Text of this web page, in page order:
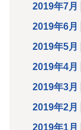
2019年7月
2019年6月
2019年5月
2019年4月
2019年3月
2019年2月
2019年1月